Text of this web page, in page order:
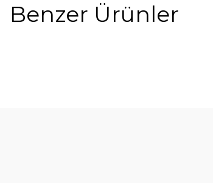
Benzer Ürünler